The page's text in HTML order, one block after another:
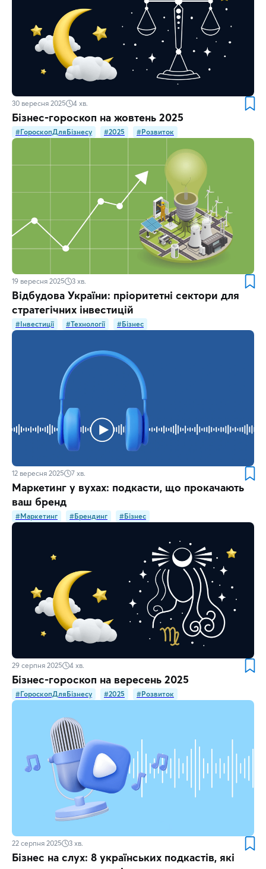
30 вересня 2025 4 хв.
Бізнес-гороскоп на жовтень 2025
#ГороскопДляБізнесу #2025 #Розвиток
19 вересня 2025 3 хв.
Відбудова України: пріоритетні сектори для
стратегічних інвестицій
#Інвестиції #Технології #Бізнес
12 вересня 2025 7 хв.
Маркетинг у вухах: подкасти, що прокачають
ваш бренд
#Маркетинг #Брендинг #Бізнес
29 серпня 2025 4 хв.
Бізнес-гороскоп на вересень 2025
#ГороскопДляБізнесу #2025 #Розвиток
22 серпня 2025 3 хв.
Бізнес на слух: 8 українських подкастів, які